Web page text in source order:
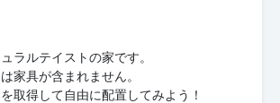
ラルテイストの家です。
家具が含まれません。
取得して自由に配置してみよう！